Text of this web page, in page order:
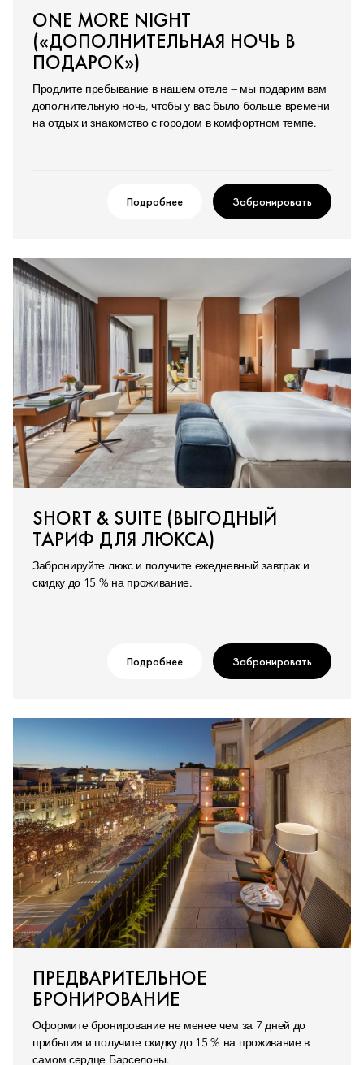
ONE MORE NIGHT
(«ДОПОЛНИТЕЛЬНАЯ НОЧЬ В
ПОДАРОК»)
Продлите пребывание в нашем отеле — мы подарим вам
дополнительную ночь, чтобы у вас было больше времени
на отдых и знакомство с городом в комфортном темпе.
Подробнее Забронировать
SHORT & SUITE (ВЫГОДНЫЙ
ТАРИФ ДЛЯ ЛЮКСА)
Забронируйте люкс и получите ежедневный завтрак и
скидку до 15 % на проживание.
Подробнее Забронировать
ПРЕДВАРИТЕЛЬНОЕ
БРОНИРОВАНИЕ
Оформите бронирование не менее чем за 7 дней до
прибытия и получите скидку до 15 % на проживание в
самом сердце Барселоны.